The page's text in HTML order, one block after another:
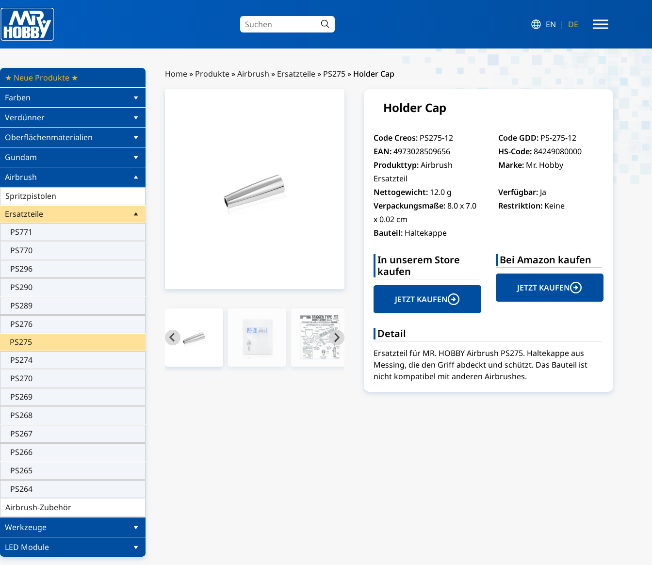
EN DE
★ Neue Produkte ★
Farben
Verdünner
Oberflächenmaterialien
Gundam
Airbrush
Spritzpistolen
Ersatzteile
PS771
PS770
PS296
PS290
PS289
PS276
PS275
PS274
PS270
PS269
PS268
PS267
PS266
PS265
PS264
Airbrush-Zubehör
Werkzeuge
LED Module
Home» Produkte»Airbrush » Ersatzteile» PS275» Holder Cap
Holder Cap
Code Creos: PS275-12 Code GDD: PS-275-12
EAN: 4973028509656 HS-Code:84249080000
Produkttyp: Airbrush
Ersatzteil
Marke: Mr. Hobby
Nettogewicht: 12.0 g Verfügbar: Ja
Verpackungsmaße: 8.0 x 7.0
x 0.02 cm
Restriktion: Keine
Bauteil: Haltekappe
In unserem Store
kaufen
JETZT KAUFEN
Bei Amazon kaufen
JETZT KAUFEN
Detail
Ersatzteil für MR. HOBBY Airbrush PS275. Haltekappe aus
Messing, die den Griff abdeckt und schützt. Das Bauteil ist
nicht kompatibel mit anderen Airbrushes.